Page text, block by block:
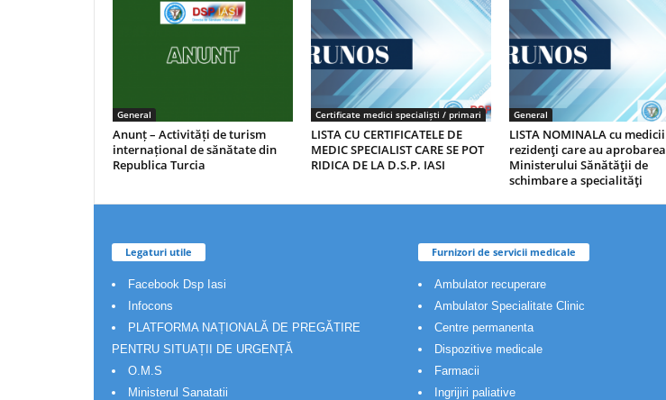
General
Anunț – Activități de turism
internațional de sănătate din
Republica Turcia
Certificate medici specialiști / primari
LISTA CU CERTIFICATELE DE
MEDIC SPECIALIST CARE SE POT
RIDICA DE LA D.S.P. IASI
General
LISTA NOMINALA cu medicii
rezidenţi care au aprobarea
Ministerului Sănătăţii de
schimbare a specialităţi
Legaturi utile
Facebook Dsp Iasi
Infocons
PLATFORMA NAȚIONALĂ DE PREGĂTIRE
PENTRU SITUAȚII DE URGENȚĂ
O.M.S
Ministerul Sanatatii
Furnizori de servicii medicale
Ambulator recuperare
Ambulator Specialitate Clinic
Centre permanenta
Dispozitive medicale
Farmacii
Ingrijiri paliative